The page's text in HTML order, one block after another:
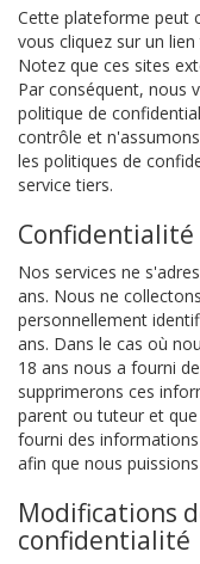
Cette plateforme peut
vous cliquez sur un
Notez que ces sites
Par conséquent, nous
politique de
contrôle et
les politiques de
service tiers.
Confidentialité
Nos services ne
ans. Nous ne
personnellement
ans. Dans le cas où
18 ans nous a fourni
supprimerons ces
parent ou tuteur et
fourni des
afin que nous
Modifications
confidentialité